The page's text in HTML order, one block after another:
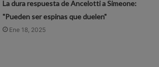
La dura respuesta de Ancelotti a Simeone:
"Pueden ser espinas que duelen"
Ene 18, 2025